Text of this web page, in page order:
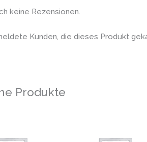
keine Rezensionen.
Kunden, die dieses Produkt
Produkte